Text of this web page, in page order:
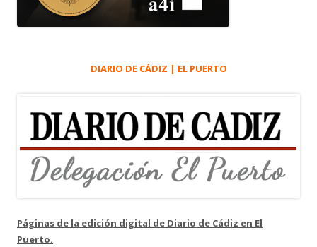
DIARIO DE CÁDIZ | EL PUERTO
Páginas de la edición digital de Diario de Cádiz en El
Puerto.